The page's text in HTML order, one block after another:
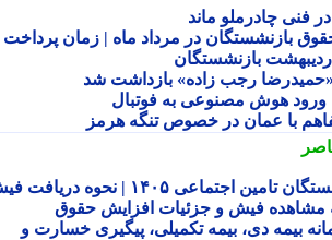
چادرملو ماند
بازنشستگان در مرداد ماه | زمان پرداخت
بازنشستگان
رجب زاده» بازداشت شد
هوش مصنوعی به فوتبال
با عمان در خصوص تنگه هرمز
فیش حقوقی بازنشستگان تامین اجتماعی ۱۴۰۵ | نحوه دریافت فیش
فیش و جزئیات افزایش حقوق
سامانه بیمه دی، بیمه تکمیلی، پیگیری خسارت و